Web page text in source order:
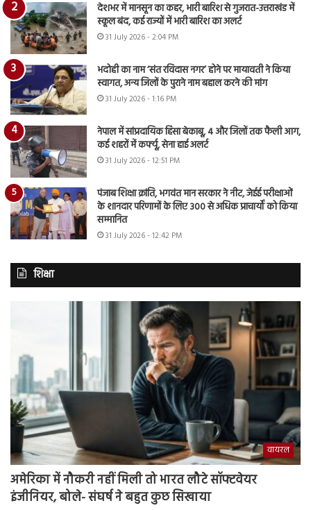
देशभर में मानसून का कहर, भारी बारिश से गुजरात-उत्तराखंड में
स्कूल बंद, कई राज्यों में भारी बारिश का अलर्ट
31 July 2026 - 2:04 PM
भदोही का नाम ‘संत रविदास नगर’ होने पर मायावती ने किया
स्वागत, अन्य जिलों के पुराने नाम बहाल करने की मांग
31 July 2026 - 1:16 PM
नेपाल में सांप्रदायिक हिंसा बेकाबू, 4 और जिलों तक फैली आग,
कई शहरों में कर्फ्यू, सेना हाई अलर्ट
31 July 2026 - 12:51 PM
पंजाब शिक्षा क्रांति, भगवंत मान सरकार ने नीट, जेईई परीक्षाओं
के शानदार परिणामों के लिए 300 से अधिक प्राचार्यों को किया
सम्मानित
31 July 2026 - 12:42 PM
शिक्षा
वायरल
अमेरिका में नौकरी नहीं मिली तो भारत लौटे सॉफ्टवेयर
इंजीनियर, बोले- संघर्ष ने बहुत कुछ सिखाया